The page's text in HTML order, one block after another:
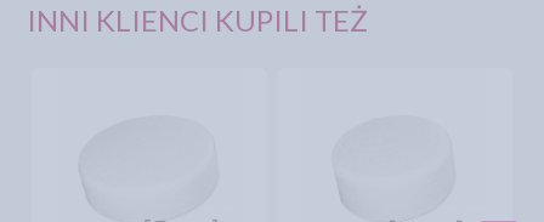
INNI KLIENCI KUPILI TEŻ